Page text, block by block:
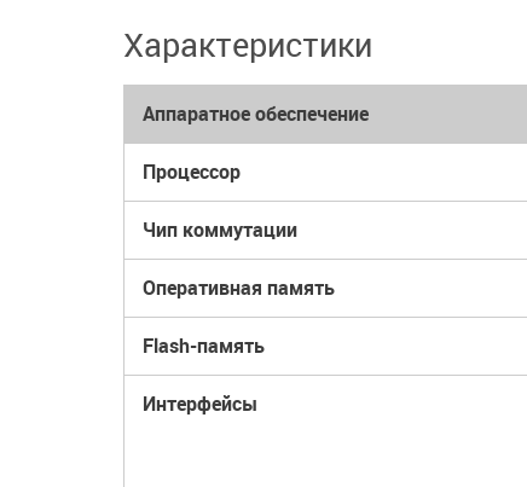
Характеристики
Аппаратное обеспечение
Процессор
Чип коммутации
Оперативная память
Flash-память
Интерфейсы